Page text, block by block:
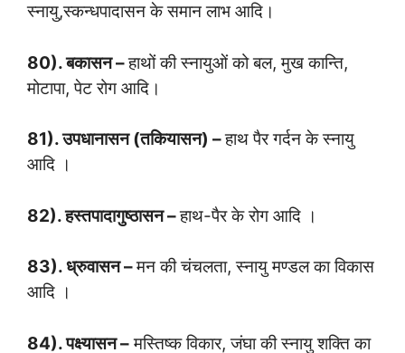
स्नायु,स्कन्धपादासन के समान लाभ आदि।
80). बकासन –हाथों की स्नायुओं को बल, मुख कान्ति,
मोटापा, पेट रोग आदि।
81). उपधानासन (तकियासन) –हाथ पैर गर्दन के स्नायु
आदि ।
82). हस्तपादागुष्ठासन –हाथ-पैर के रोग आदि ।
83). ध्रुवासन –मन की चंचलता, स्नायु मण्डल का विकास
आदि ।
84). पक्ष्यासन –मस्तिष्क विकार, जंघा की स्नायु शक्ति का